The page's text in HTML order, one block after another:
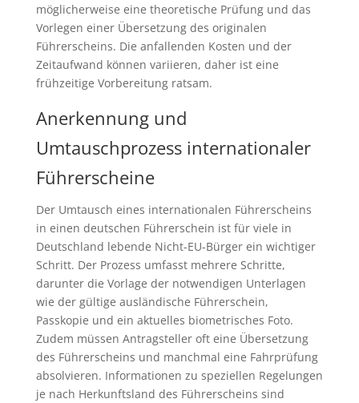
möglicherweise eine theoretische Prüfung und das
Vorlegen einer Übersetzung des originalen
Führerscheins. Die anfallenden Kosten und der
Zeitaufwand können variieren, daher ist eine
frühzeitige Vorbereitung ratsam.
Anerkennung und
Umtauschprozess internationaler
Führerscheine
Der Umtausch eines internationalen Führerscheins
in einen deutschen Führerschein ist für viele in
Deutschland lebende Nicht-EU-Bürger ein wichtiger
Schritt. Der Prozess umfasst mehrere Schritte,
darunter die Vorlage der notwendigen Unterlagen
wie der gültige ausländische Führerschein,
Passkopie und ein aktuelles biometrisches Foto.
Zudem müssen Antragsteller oft eine Übersetzung
des Führerscheins und manchmal eine Fahrprüfung
absolvieren. Informationen zu speziellen Regelungen
je nach Herkunftsland des Führerscheins sind